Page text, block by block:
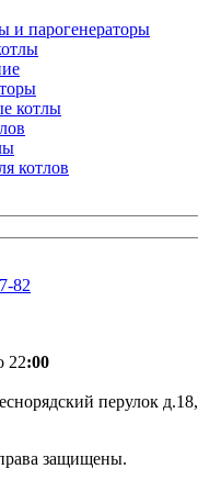
и парогенераторы
котлы
котлов
82
22:00
перулок
защищены.